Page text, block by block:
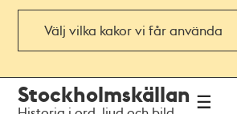
Välj vilka kakor vi får använda
navigationen
huvudinnehållet
Stockholmskällan